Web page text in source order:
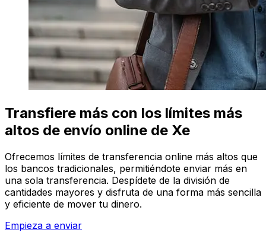
Transfiere más con los límites más
altos de envío online de Xe
Ofrecemos límites de transferencia online más altos que
los bancos tradicionales, permitiéndote enviar más en
una sola transferencia. Despídete de la división de
cantidades mayores y disfruta de una forma más sencilla
y eficiente de mover tu dinero.
Empieza a enviar